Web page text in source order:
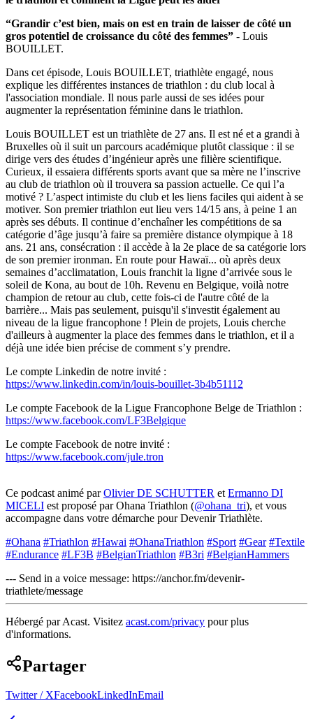
“Grandir c’est bien, mais on est en train de laisser de côté un
gros potentiel de croissance du côté des femmes” - Louis
BOUILLET.
Dans cet épisode, Louis BOUILLET, triathlète engagé, nous
explique les différentes instances de triathlon : du club local à
l'association mondiale. Il nous parle aussi de ses idées pour
augmenter la représentation féminine dans le triathlon.
Louis BOUILLET est un triathlète de 27 ans. Il est né et a grandi à
Bruxelles où il suit un parcours académique plutôt classique : il se
dirige vers des études d’ingénieur après une filière scientifique.
Curieux, il essaiera différents sports avant que sa mère ne l’inscrive
au club de triathlon où il trouvera sa passion actuelle. Ce qui l’a
motivé ? L’aspect intimiste du club et les liens faciles qui aident à se
motiver. Son premier triathlon eut lieu vers 14/15 ans, à peine 1 an
après ses débuts. Il continue d’enchaîner les compétitions de sa
catégorie d’âge jusqu’à faire sa première distance olympique à 18
ans. 21 ans, consécration : il accède à la 2e place de sa catégorie lors
de son premier ironman. En route pour Hawaï... où après deux
semaines d’acclimatation, Louis franchit la ligne d’arrivée sous le
soleil de Kona, au bout de 10h. Revenu en Belgique, voilà notre
champion de retour au club, cette fois-ci de l'autre côté de la
barrière... Mais pas seulement, puisqu'il s'investit également au
niveau de la ligue francophone ! Plein de projets, Louis cherche
d'ailleurs à augmenter la place des femmes dans le triathlon, et il a
déjà une idée bien précise de comment s’y prendre.
Le compte Linkedin de notre invité :
https://www.linkedin.com/in/louis-bouillet-3b4b51112
Le compte Facebook de la Ligue Francophone Belge de Triathlon :
https://www.facebook.com/LF3Belgique
Le compte Facebook de notre invité :
https://www.facebook.com/jule.tron
Ce podcast animé parOlivier DE SCHUTTER et Ermanno DI
MICELI est proposé par Ohana Triathlon (@ohana_tri), et vous
accompagne dans votre démarche pour Devenir Triathlète.
#Ohana #Triathlon #Hawai #OhanaTriathlon #Sport #Gear #Textile
#Endurance #LF3B #BelgianTriathlon #B3ri #BelgianHammers
--- Send in a voice message: https://anchor.fm/devenir-
triathlete/message
Hébergé par Acast. Visitez acast.com/privacy pour plus
d'informations.
Partager
Twitter / XFacebookLinkedInEmail